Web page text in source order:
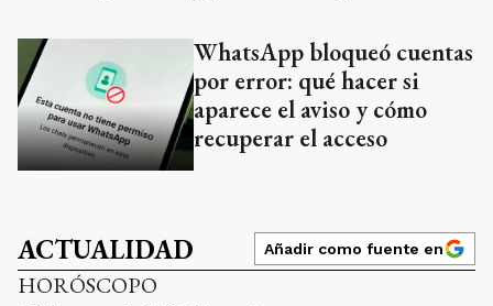
WhatsApp bloqueó cuentas
por error: qué hacer si
aparece el aviso y cómo
recuperar el acceso
ACTUALIDAD Añadir como fuente en
HORÓSCOPO